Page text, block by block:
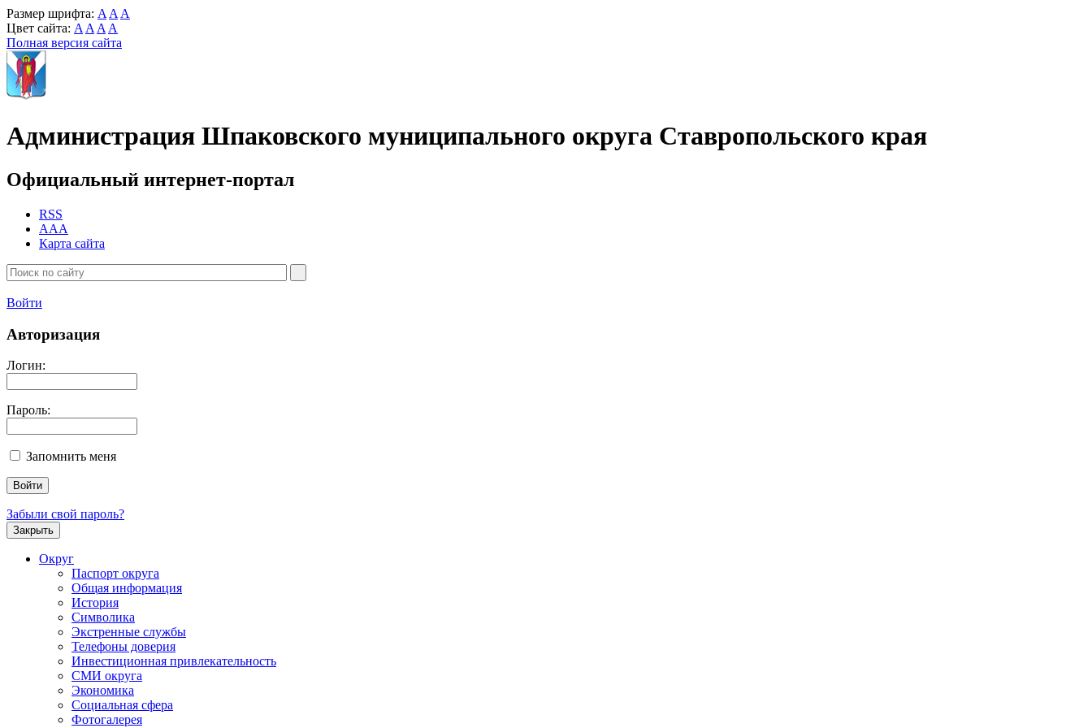
Размер шрифта: A A A
Цвет сайта: A A A A
Полная версия сайта
Администрация Шпаковского муниципального округа Ставропольского края
Официальный интернет-портал
RSS
AAA
Карта сайта
Войти
Авторизация
Логин:
Пароль:
Запомнить меня
Забыли свой пароль?
Закрыть
Округ
Паспорт округа
Общая информация
История
Символика
Экстренные службы
Телефоны доверия
Инвестиционная привлекательность
СМИ округа
Экономика
Социальная сфера
Фотогалерея